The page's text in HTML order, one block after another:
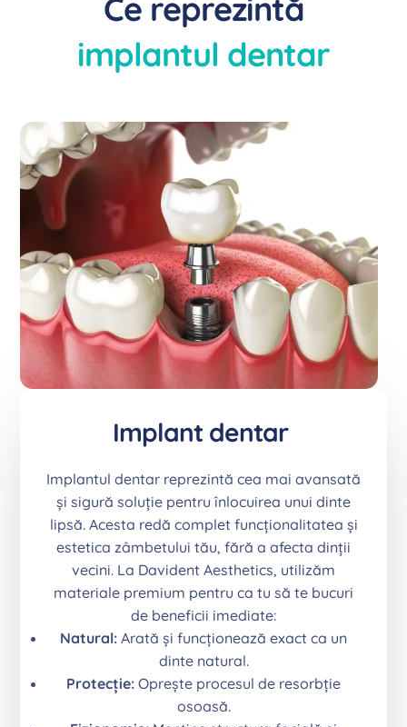
Ce reprezintă
implantul dentar
Implant dentar
Implantul dentar reprezintă cea mai avansată
și sigură soluție pentru înlocuirea unui dinte
lipsă. Acesta redă complet funcționalitatea și
estetica zâmbetului tău, fără a afecta dinții
vecini. La Davident Aesthetics, utilizăm
materiale premium pentru ca tu să te bucuri
de beneficii imediate:
Natural: Arată și funcționează exact ca un
dinte natural.
Protecție: Oprește procesul de resorbție
osoasă.